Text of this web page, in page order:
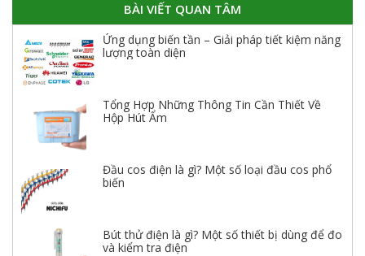
BÀI VIẾT QUAN TÂM
Ứng dụng biến tần – Giải pháp tiết kiệm năng
lượng toàn diện
Tổng Hợp Những Thông Tin Cần Thiết Về
Hộp Hút Ẩm
Đầu cos điện là gì? Một số loại đầu cos phổ
biến
Bút thử điện là gì? Một số thiết bị dùng để đo
và kiểm tra điện